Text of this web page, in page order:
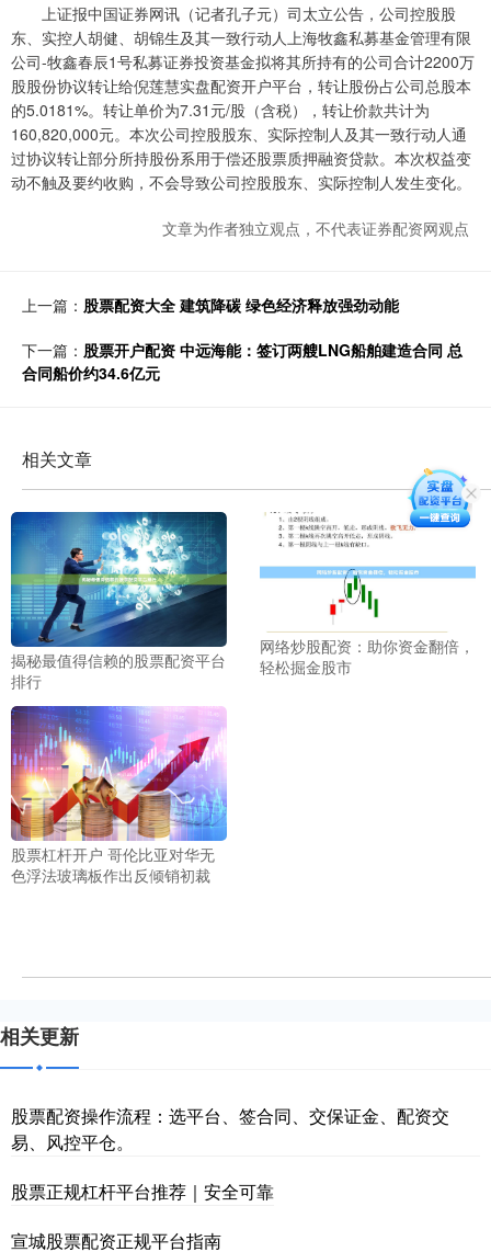
上证报中国证券网讯（记者孔子元）司太立公告，公司控股股
东、实控人胡健、胡锦生及其一致行动人上海牧鑫私募基金管理有限
公司-牧鑫春辰1号私募证券投资基金拟将其所持有的公司合计2200万
股股份协议转让给倪莲慧实盘配资开户平台，转让股份占公司总股本
的5.0181%。转让单价为7.31元/股（含税），转让价款共计为
160,820,000元。本次公司控股股东、实际控制人及其一致行动人通
过协议转让部分所持股份系用于偿还股票质押融资贷款。本次权益变
动不触及要约收购，不会导致公司控股股东、实际控制人发生变化。
文章为作者独立观点，不代表证券配资网观点
上一篇： 股票配资大全 建筑降碳 绿色经济释放强劲动能
下一篇： 股票开户配资 中远海能：签订两艘LNG船舶建造合同 总
合同船价约34.6亿元
相关文章
揭秘最值得信赖的股票配资平台
排行
网络炒股配资：助你资金翻倍，
轻松掘金股市
股票杠杆开户 哥伦比亚对华无
色浮法玻璃板作出反倾销初裁
相关更新
股票配资操作流程：选平台、签合同、交保证金、配资交
易、风控平仓。
股票正规杠杆平台推荐｜安全可靠
宣城股票配资正规平台指南